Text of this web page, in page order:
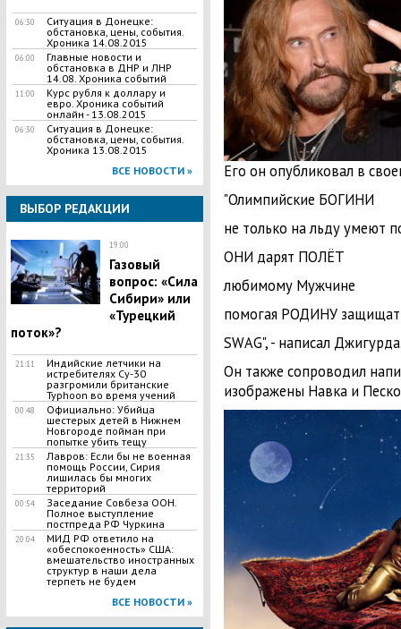
06:30
Ситуация в Донецке:
обстановка, цены, события.
Хроника 14.08.2015
06:00
Главные новости и
обстановка в ДНР и ЛНР
14.08. Хроника событий
11:00
Курс рубля к доллару и
евро. Хроника событий
онлайн - 13.08.2015
06:30
Ситуация в Донецке:
обстановка, цены, события.
Хроника 13.08.2015
ВСЕ НОВОСТИ »
ВЫБОР РЕДАКЦИИ
19:00
Газовый
вопрос: «Сила
Сибири» или
«Турецкий
поток»?
21:11
Индийские летчики на
истребителях Су-30
разгромили британские
Typhoon во время учений
00:48
Официально: Убийца
шестерых детей в Нижнем
Новгороде пойман при
попытке убить тещу
21:35
Лавров: Если бы не военная
помощь России, Сирия
лишилась бы многих
территорий
00:54
Заседание Совбеза ООН.
Полное выступление
постпреда РФ Чуркина
20:04
МИД РФ ответило на
«обеспокоенность» США:
вмешательство иностранных
структур в наши дела
терпеть не будем
ВСЕ НОВОСТИ »
Его он опубликовал в
"Олимпийские БОГИНИ
не только на льду умеют
ОНИ дарят ПОЛЁТ
любимому Мужчине
помогая РОДИНУ
SWAG", - написал
Он также сопроводил
изображены Навка и